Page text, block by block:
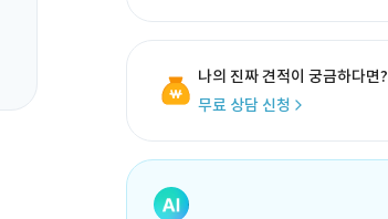
나의 진짜 견적이 궁금하다면?
무료 상담 신청